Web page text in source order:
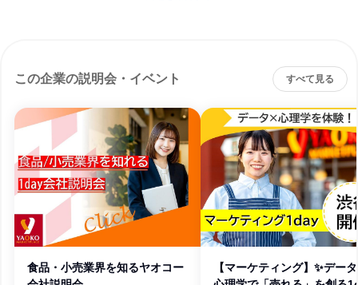
この企業の説明会・イベント すべて見る
食品・小売業界を知るヤオコー
【マーケティング】✨デー